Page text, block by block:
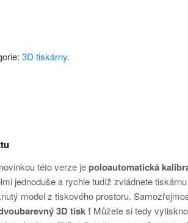
3D tiskárny.
této verze je poloautomatická
jednoduše a rychle tudíž zvládnete
model z tiskového prostoru.
3D tisk ! Můžete si tedy